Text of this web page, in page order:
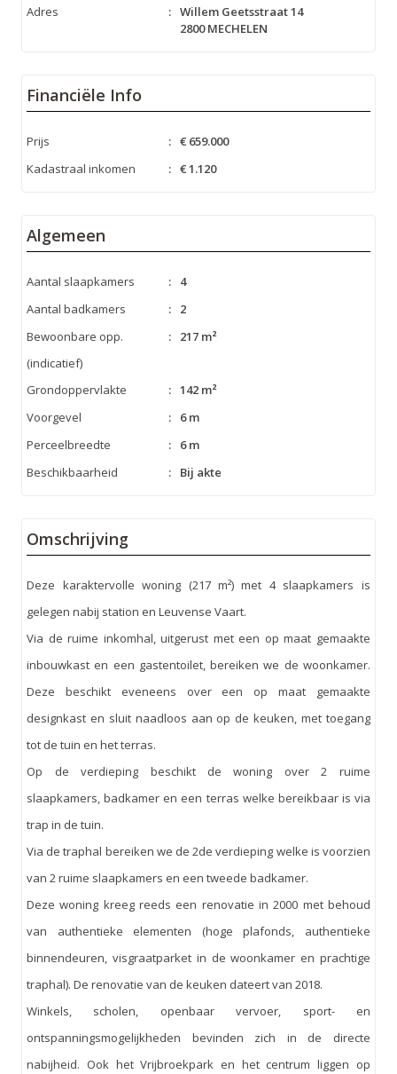
Adres : Willem Geetsstraat 14
2800 MECHELEN
Financiële Info
Prijs : € 659.000
Kadastraal inkomen
: € 1.120
Algemeen
Aantal slaapkamers :
4
Aantal badkamers
:
2
Bewoonbare opp.
(indicatief)
: 217 m²
Grondoppervlakte : 142 m²
Voorgevel
:
6 m
Perceelbreedte
:
6 m
Beschikbaarheid
: Bij akte
Omschrijving
Deze karaktervolle woning (217 m²) met 4 slaapkamers is
gelegen nabij station en Leuvense Vaart.
Via de ruime inkomhal, uitgerust met een op maat gemaakte
inbouwkast en een gastentoilet, bereiken we de woonkamer.
Deze beschikt eveneens over een op maat gemaakte
designkast en sluit naadloos aan op de keuken, met toegang
tot de tuin en het terras.
Op de verdieping beschikt de woning over 2 ruime
slaapkamers, badkamer en een terras welke bereikbaar is via
trap in de tuin.
Via de traphal bereiken we de 2de verdieping welke is voorzien
van 2 ruime slaapkamers en een tweede badkamer.
Deze woning kreeg reeds een renovatie in 2000 met behoud
van authentieke elementen (hoge plafonds, authentieke
binnendeuren, visgraatparket in de woonkamer en prachtige
traphal). De renovatie van de keuken dateert van 2018.
Winkels, scholen, openbaar vervoer, sport- en
ontspanningsmogelijkheden bevinden zich in de directe
nabijheid. Ook het Vrijbroekpark en het centrum liggen op